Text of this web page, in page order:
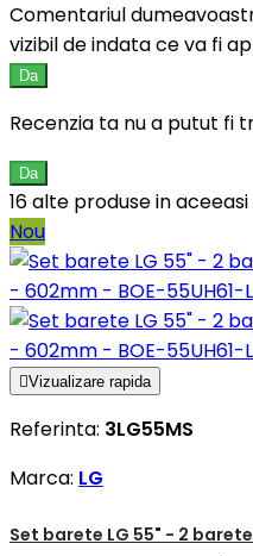
Comentariul
vizibil de indata ce va fi
Da
Recenzia ta nu a putut fi
Da
16 alte produse in
Nou
Vizualizare rapida
Referinta: 3LG55MS
Marca: LG
Set barete LG 55" - 2